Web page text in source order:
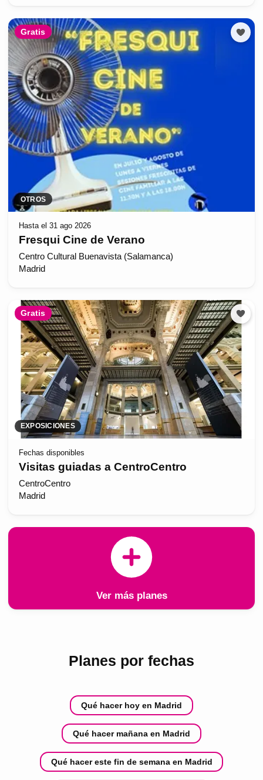
Gratis
OTROS
Hasta el 31 ago 2026
Fresqui Cine de Verano
Centro Cultural Buenavista (Salamanca)
Madrid
Gratis
EXPOSICIONES
Fechas disponibles
Visitas guiadas a CentroCentro
CentroCentro
Madrid
Ver más planes
Planes por fechas
Qué hacer hoy en Madrid
Qué hacer mañana en Madrid
Qué hacer este fin de semana en Madrid